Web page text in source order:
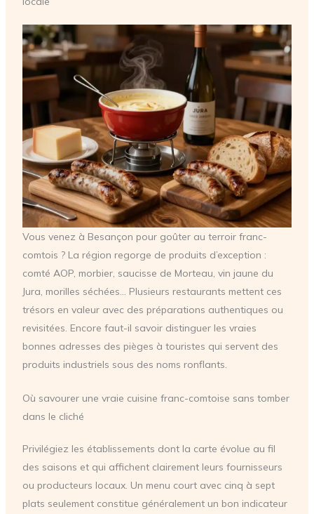
Vous venez à Besançon pour goûter au terroir franc-
comtois ? La région regorge de produits d’exception :
comté AOP, morbier, saucisse de Morteau, vin jaune du
Jura, morilles séchées… Plusieurs restaurants mettent ces
trésors en valeur avec des préparations authentiques ou
revisitées. Encore faut-il savoir distinguer les vraies
bonnes adresses des pièges à touristes qui servent des
produits industriels sous des noms ronflants.
Où savourer une vraie cuisine franc-comtoise sans tomber
dans le cliché
Privilégiez les établissements dont la carte évolue au fil
des saisons et qui affichent clairement leurs fournisseurs
ou producteurs locaux. Un menu court avec cinq à sept
plats seulement constitue généralement un bon indicateur